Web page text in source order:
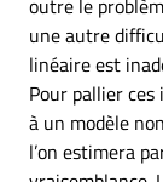
outre le
une autre
linéaire est
Pour pallier
à un modèle
l’on estimera